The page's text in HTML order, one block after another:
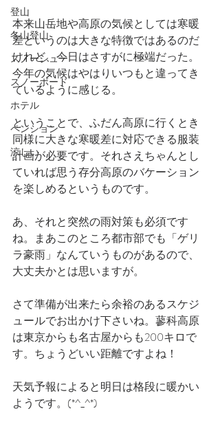
登山
冬山登山
スノーシュー
スノーボード
ホテル
ペンション
涼しい
本来山岳地や高原の気候としては寒暖
差というのは大きな特徴ではあるのだ
けれど、今日はさすがに極端だった。
今年の気候はやはりいつもと違ってき
ているように感じる。
ということで、ふだん高原に行くとき
同様に大きな寒暖差に対応できる服装
計画が必要です。それさえちゃんとし
ていれば思う存分高原のバケーション
を楽しめるというものです。
あ、それと突然の雨対策も必須です
ね。まあこのところ都市部でも「ゲリ
ラ豪雨」なんていうものがあるので、
大丈夫かとは思いますが。
さて準備が出来たら余裕のあるスケジ
ュールでお出かけ下さいね。蓼科高原
は東京からも名古屋からも200キロで
す。ちょうどいい距離ですよね！
天気予報によると明日は格段に暖かい
ようです。(*^_^*)